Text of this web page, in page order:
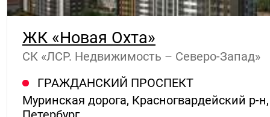
ЖК «Новая Охта»
СК «ЛСР. Недвижимость – Северо-Запад»
ГРАЖДАНСКИЙ ПРОСПЕКТ
Муринская дорога, Красногвардейский р-